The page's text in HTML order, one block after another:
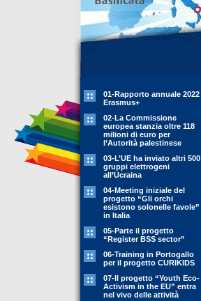
01-Rapporto annuale 2022
Erasmus+
02-La Commissione
europea stanzia oltre 118
milioni di euro per
l’Autorità palestinese
03-L’UE ha inviato altri 500
gruppi elettrogeni
all’Ucraina
04-Meeting iniziale del
progetto “Gli orchi
esistono solonelle favole”
in Italia
05-Parte il progetto
“Register BSS sector”
06-Training in Portogallo
per il progetto CURIKIDS
07-Il progetto “Youth Eco-
Activism in the EU” entra
nel vivo delle attività